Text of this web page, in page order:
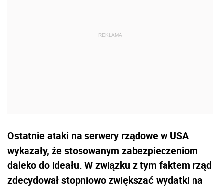
Ostatnie ataki na serwery rządowe w USA
wykazały, że stosowanym zabezpieczeniom
daleko do ideału. W związku z tym faktem rząd
zdecydował stopniowo zwiększać wydatki na